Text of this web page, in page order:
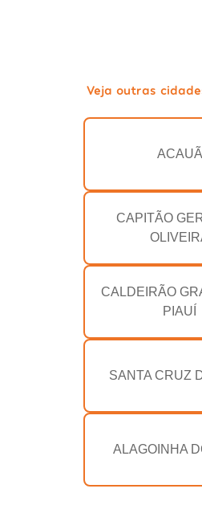
Veja outras
ACAUÃ
CAPITÃO
CALDEIRÃO
PIAUÍ
SANTA CRUZ
ALAGOINHA